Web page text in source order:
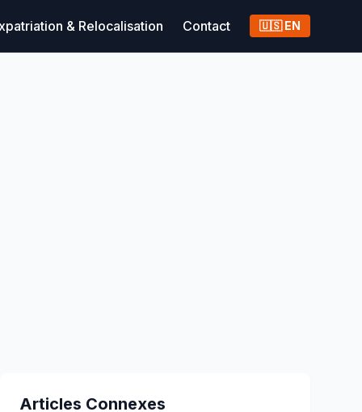
& Relocalisation Contact 🇺🇸 EN
Articles Connexes